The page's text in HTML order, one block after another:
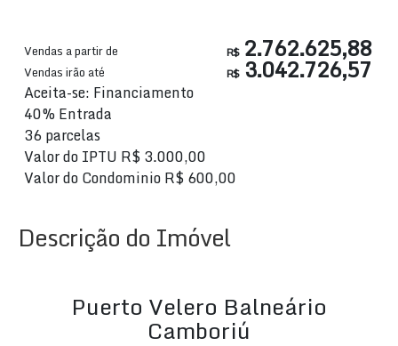
R$2.762.625,88
Vendas a partir de
R$3.042.726,57
Vendas irão até
Aceita-se: Financiamento
40% Entrada
36 parcelas
Valor do IPTU R$3.000,00
Valor do CondominioR$600,00
Descrição do Imóvel
Puerto Velero Balneário
Camboriú